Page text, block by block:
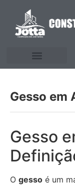
Gesso em
Gesso
O gesso é um